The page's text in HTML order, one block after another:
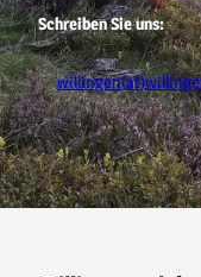
Schreiben Sie uns:
F
a
c
P
i
n
Y
o
u
I
n
s